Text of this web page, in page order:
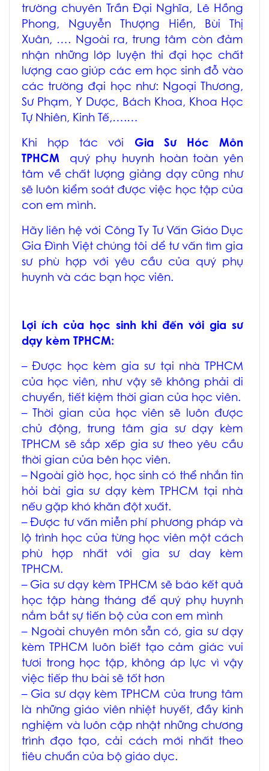
trường chuyên Trần Đại Nghĩa, Lê Hồng
Phong, Nguyễn Thượng Hiền, Bùi Thị
Xuân, …. Ngoài ra, trung tâm còn đảm
nhận những lớp luyện thi đại học chất
lượng cao giúp các em học sinh đỗ vào
các trường đại học như: Ngoại Thương,
Sư Phạm, Y Dược, Bách Khoa, Khoa Học
Tự Nhiên, Kinh Tế,….…
Khi hợp tác với Gia Sư Hóc Môn
TPHCM
quý phụ huynh hoàn toàn yên
tâm về chất lượng giảng dạy cũng như
sẽ luôn kiểm soát được việc học tập của
con em mình.
Hãy liên hệ với Công Ty Tư Vấn Giáo Dục
Gia Đình Việt chúng tôi dể tư vấn tìm gia
sư phù hợp với yêu cầu của quý phụ
huynh và các bạn học viên.
Lợi ích của học sinh khi đến vớigia sư
dạy kèm TPHCM:
– Được học kèm gia sư tại nhà TPHCM
của học viên, như vậy sẽ không phải di
chuyển, tiết kiệm thời gian của học viên.
– Thời gian của học viên sẽ luôn được
chủ động, trung tâm gia sư dạy kèm
TPHCM sẽ sắp xếp gia sư theo yêu cầu
thời gian của bên học viên.
– Ngoài giờ học, học sinh có thể nhắn tin
hỏi bài gia sư dạy kèm TPHCM tại nhà
nếu gặp khó khăn đột xuất.
– Được tư vấn miễn phí phương pháp và
lộ trình học của từng học viên một cách
phù hợp nhất với gia sư day kèm
TPHCM.
– Gia sư dạy kèm TPHCM sẽ báo kết quả
học tập hàng tháng để quý phụ huynh
nắm bắt sự tiến bộ của con em mình
– Ngoài chuyên môn sẵn có, gia sư dạy
kèm TPHCM luôn biết tạo cảm giác vui
tươi trong học tập, không áp lực vì vậy
việc tiếp thu bài sẽ tốt hơn
– Gia sư dạy kèm TPHCM của trung tâm
là những giáo viên nhiệt huyết, đầy kinh
nghiệm và luôn cập nhật những chương
trình đạo tạo, cải cách mới nhất theo
tiêu chuẩn của bộ giáo dục.